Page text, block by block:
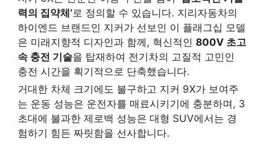
력의 집약체’로 정의할 수 있습니다. 지리자동차의
하이엔드 브랜드인 지커가 선보인 이 플래그십 모델
은 미래지향적 디자인과 함께, 혁신적인 800V 초고
속 충전 기술을 탑재하여 전기차의 고질적 고민인
충전 시간을 획기적으로 단축했습니다.
거대한 차체 크기에도 불구하고 지커 9X가 보여주
는 운동 성능은 운전자를 매료시키기에 충분하며, 3
초대에 불과한 제로백 성능은 대형 SUV에서는 경
험하기 힘든 짜릿함을 선사합니다.